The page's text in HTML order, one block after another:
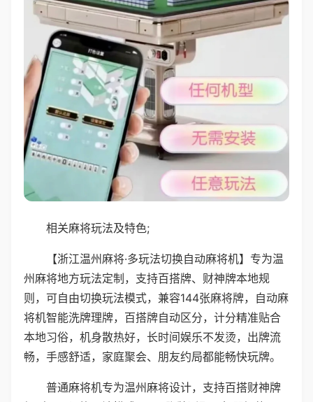
相关麻将玩法及特色;
【浙江温州麻将·多玩法切换自动麻将机】专为温
州麻将地方玩法定制，支持百搭牌、财神牌本地规
则，可自由切换玩法模式，兼容144张麻将牌，自动麻
将机智能洗牌理牌，百搭牌自动区分，计分精准贴合
本地习俗，机身散热好，长时间娱乐不发烫，出牌流
畅，手感舒适，家庭聚会、朋友约局都能畅快玩牌。
普通麻将机专为温州麻将设计，支持百搭财神牌